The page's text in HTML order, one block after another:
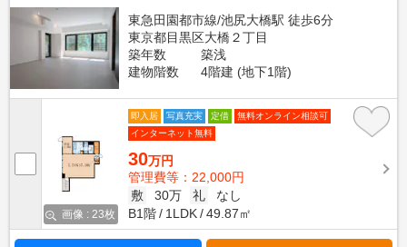
東急田園都市線/池尻大橋駅 徒歩6分
東京都目黒区大橋２丁目
築年数
築浅
建物階数
4階建 (地下1階)
画像 : 23枚
即入居 写真充実 定借
無料オンライン相談可
インターネット無料
30万円
管理費等：22,000円
敷
30万 礼
なし
B1階
1LDK 49.87㎡